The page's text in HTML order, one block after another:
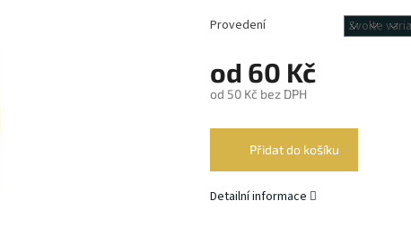
od 60 Kč
od 50 Kč bez DPH
Provedení
Přidat do košíku
Detailní informace